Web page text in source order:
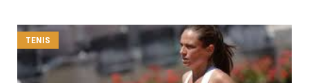
TENIS